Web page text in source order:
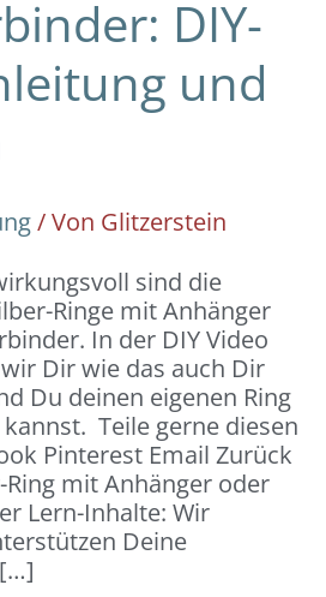
DIY-
und
/ Von Glitzerstein
sind die
Ringe mit Anhänger
In der DIY Video
Dir wie das auch Dir
Du deinen eigenen Ring
Teile gerne diesen
Pinterest Email Zurück
mit Anhänger oder
Lern-Inhalte: Wir
Deine